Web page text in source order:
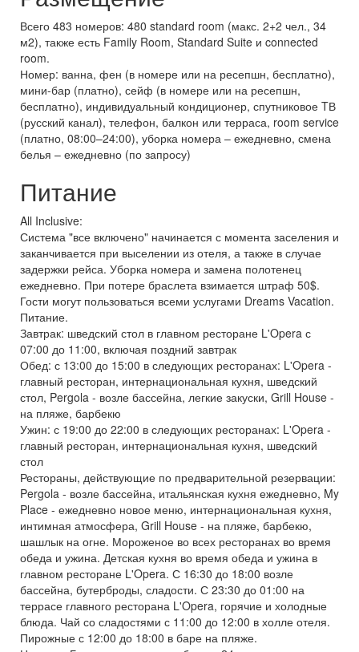
Всего 483 номеров: 480 standard room (макс. 2+2 чел., 34
м2), также есть Family Room, Standard Suite и connected
room.
Номер: ванна, фен (в номере или на ресепшн, бесплатно),
мини-бар (платно), сейф (в номере или на ресепшн,
бесплатно), индивидуальный кондиционер, спутниковое TВ
(русский канал), телефон, балкон или терраса, room service
(платно, 08:00–24:00), уборка номера – ежедневно, смена
белья – ежедневно (по запросу)
Питание
All Inclusive:
Система "все включено" начинается с момента заселения и
заканчивается при выселении из отеля, а также в случае
задержки рейса. Уборка номера и замена полотенец
ежедневно. При потере браслета взимается штраф 50$.
Гости могут пользоваться всеми услугами Dreams Vacation.
Питание.
Завтрак: шведский стол в главном ресторане L'Opera с
07:00 до 11:00, включая поздний завтрак
Обед: с 13:00 до 15:00 в следующих ресторанах: L'Opera -
главный ресторан, интернациональная кухня, шведский
стол, Pergola - возле бассейна, легкие закуски, Grill House -
на пляже, барбекю
Ужин: с 19:00 до 22:00 в следующих ресторанах: L'Opera -
главный ресторан, интернациональная кухня, шведский
стол
Рестораны, действующие по предварительной резервации:
Pergola - возле бассейна, итальянская кухня ежедневно, My
Place - ежедневно новое меню, интернациональная кухня,
интимная атмосфера, Grill House - на пляже, барбекю,
шашлык на огне. Мороженое во всех ресторанах во время
обеда и ужина. Детская кухня во время обеда и ужина в
главном ресторане L'Opera. С 16:30 до 18:00 возле
бассейна, бутерброды, сладости. С 23:30 до 01:00 на
террасе главного ресторана L'Opera, горячие и холодные
блюда. Чай со сладостями с 11:00 до 12:00 в холле отеля.
Пирожные с 12:00 до 18:00 в баре на пляже.